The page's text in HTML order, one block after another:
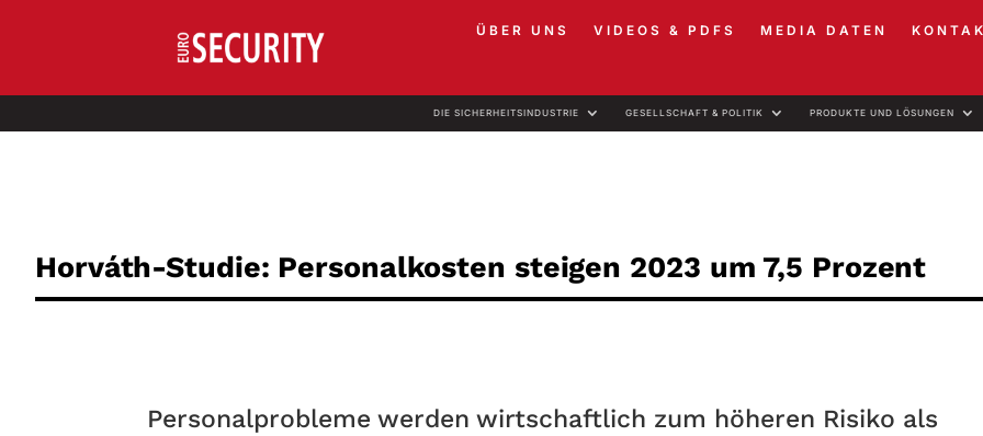
ÜBER UNS VIDEOS & PDFS MEDIA DATEN
DIE SICHERHEITSINDUSTRIE GESELLSCHAFT & POLITIK PRODUKTE UND LÖSUNGEN
Horváth-Studie: Personalkosten steigen 2023 um 7,5 Prozent
Personalprobleme werden wirtschaftlich zum höheren Risiko als